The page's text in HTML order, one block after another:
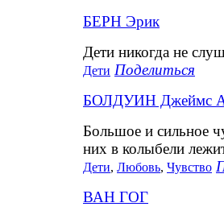
БЕРН Эрик
Дети никогда не
Дети Поделиться
БОЛДУИН Джеймс
Большое и сильное
них в колыбели
Дети, Любовь, Чувство
ВАН ГОГ